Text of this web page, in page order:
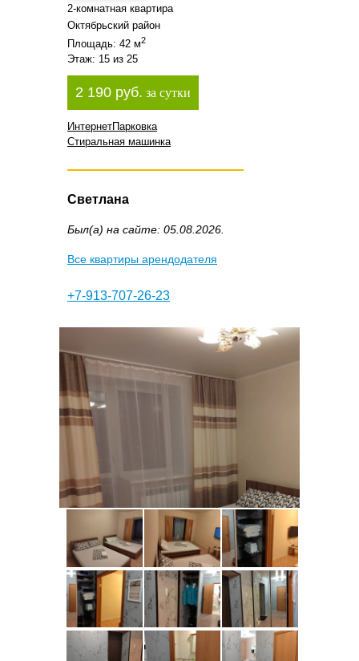
2-комнатная квартира
Октябрьский район
Площадь: 42 м2
Этаж: 15 из 25
2 190 руб. за сутки
ИнтернетПарковка
Стиральная машинка
Светлана
Был(а) на сайте: 05.08.2026.
Все квартиры арендодателя
+7-913-707-26-23